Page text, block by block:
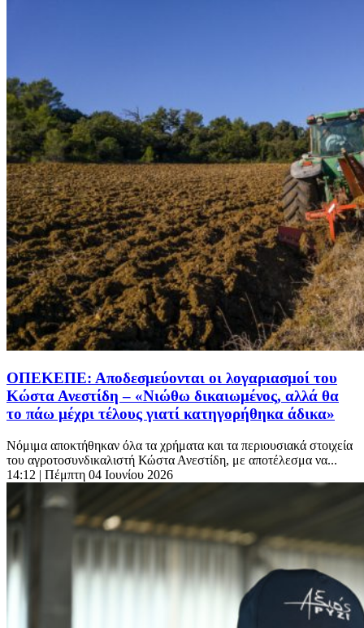
ΟΠΕΚΕΠΕ: Αποδεσμεύονται οι λογαριασμοί του
Κώστα Ανεστίδη – «Νιώθω δικαιωμένος, αλλά θα
το πάω μέχρι τέλους γιατί κατηγορήθηκα άδικα»
Νόμιμα αποκτήθηκαν όλα τα χρήματα και τα περιουσιακά στοιχεία
του αγροτοσυνδικαλιστή Κώστα Ανεστίδη, με αποτέλεσμα να...
14:12 | Πέμπτη 04 Ιουνίου 2026